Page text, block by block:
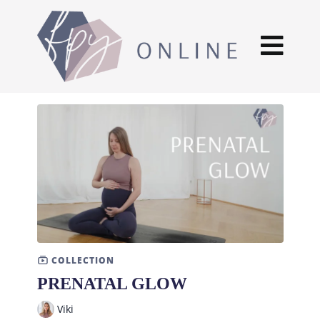
COLLECTION
PRENATAL GLOW
Viki